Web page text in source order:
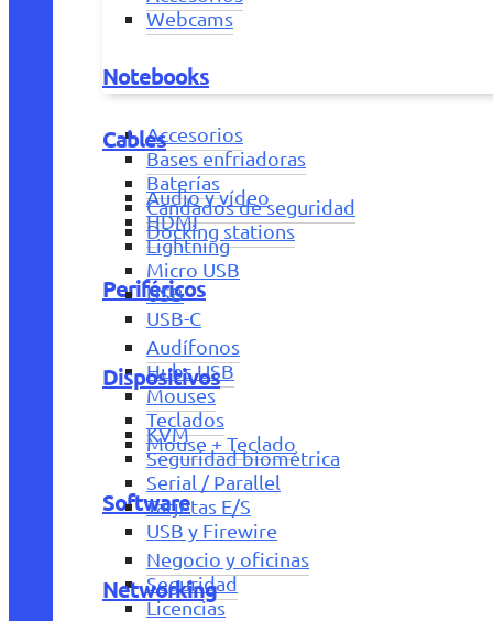
Webcams
Notebooks
Accesorios
Bases enfriadoras
Baterías
Candados de seguridad
Docking stations
Periféricos
Audífonos
Hubs USB
Mouses
Teclados
Mouse + Teclado
Software
Negocio y oficinas
Seguridad
Licencias
Cables
Audio y vídeo
HDMI
Lightning
Micro USB
USB
USB-C
Dispositivos
KVM
Seguridad biométrica
Serial / Parallel
Tarjetas E/S
USB y Firewire
Networking